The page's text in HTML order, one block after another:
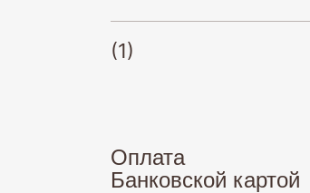
Оплата
Банковской картой
(1)